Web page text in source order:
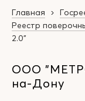
Главная
Реестр
2.0"
ООО
на-Дону